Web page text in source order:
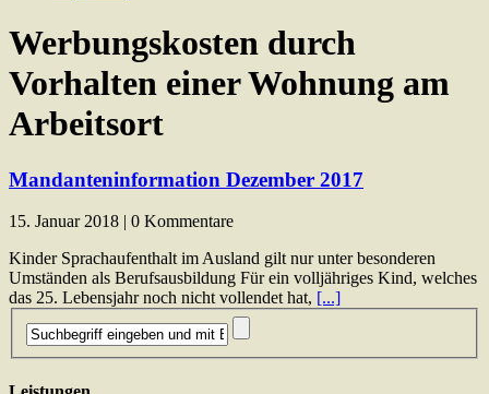
Werbungskosten durch
Vorhalten einer Wohnung am
Arbeitsort
Mandanteninformation Dezember 2017
15. Januar 2018 | 0 Kommentare
Kinder Sprachaufenthalt im Ausland gilt nur unter besonderen
Umständen als Berufsausbildung Für ein volljähriges Kind, welches
das 25. Lebensjahr noch nicht vollendet hat, [...]